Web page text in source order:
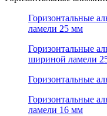
Горизонтальные
ламели 25 мм
Горизонтальные
шириной ламели
Горизонтальные
Горизонтальные
ламели 16 мм